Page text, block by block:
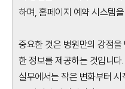
하며, 홈페이지 예약 시스템
중요한 것은 병원만의 강점
한 정보를 제공하는 것입니다.
실무에서는 작은 변화부터